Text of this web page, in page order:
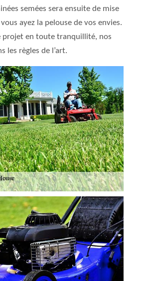
semées sera ensuite de mise
ayez la pelouse de vos envies.
projet en toute tranquillité, nos
les règles de l’art.